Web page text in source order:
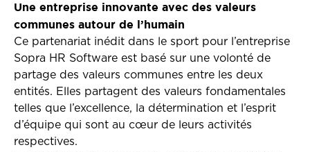
Une entreprise innovante avec des valeurs
communes autour de l’humain
Ce partenariat inédit dans le sport pour l’entreprise
Sopra HR Software est basé sur une volonté de
partage des valeurs communes entre les deux
entités. Elles partagent des valeurs fondamentales
telles que l’excellence, la détermination et l’esprit
d’équipe qui sont au cœur de leurs activités
respectives.